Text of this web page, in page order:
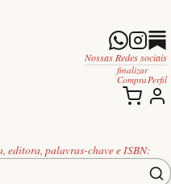
editora, palavras-chave e ISBN:
Nossas Redes sociais
finalizar
Compra Perfil